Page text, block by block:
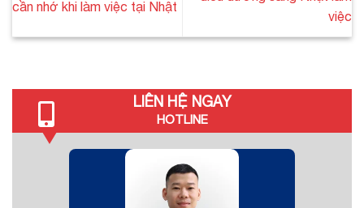
cần nhớ khi làm việc tại Nhật
việc
LIÊN HỆ NGAY
HOTLINE